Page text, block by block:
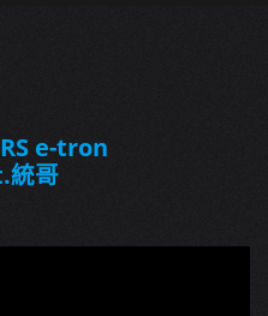
e-tron
統哥